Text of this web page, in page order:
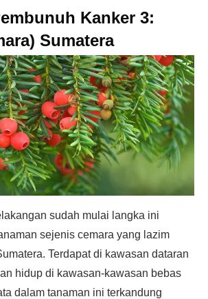
Kanker 3:
Sumatera
sudah mulai langka ini
sejenis cemara yang lazim
Terdapat di kawasan dataran
hidup di kawasan-kawasan bebas
dalam tanaman ini terkandung